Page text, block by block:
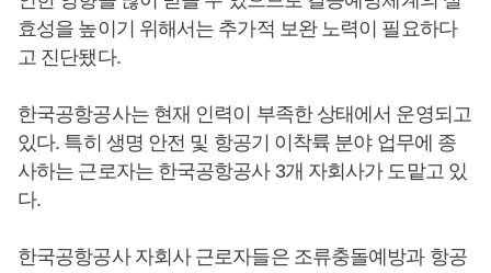
효성을 높이기 위해서는 추가적 보완 노력이 필요하다
고 진단됐다.
한국공항공사는 현재 인력이 부족한 상태에서 운영되고
있다. 특히 생명 안전 및 항공기 이착륙 분야 업무에 종
사하는 근로자는 한국공항공사 3개 자회사가 도맡고 있
다.
한국공항공사 자회사 근로자들은 조류충돌예방과 항공